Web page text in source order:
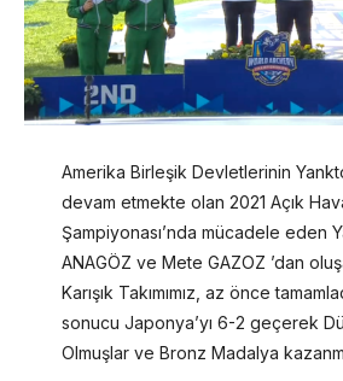
Amerika Birleşik Devletlerinin
devam etmekte olan 2021 Açık
Şampiyonası’nda mücadele eden
ANAGÖZ ve Mete GAZOZ ’dan
Karışık Takımımız, az önce
sonucu Japonya’yı 6-2 geçerek
Olmuşlar ve Bronz Madalya